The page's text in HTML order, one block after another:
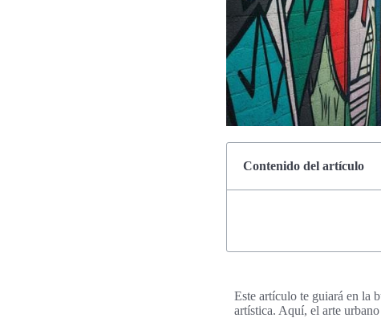
Contenido del artículo
Este artículo te guiará en la
artística. Aquí, el arte